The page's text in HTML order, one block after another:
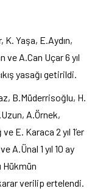
Yaşa, E.Aydın,
ve A.Can Uçar 6 yıl
yasağı getirildi.
B.Müderrisoğlu, H.
A.Örnek,
E. Karaca 2 yıl 1’er
A.Ünal 1 yıl 10 ay
Hükmün
verilip ertelendi.